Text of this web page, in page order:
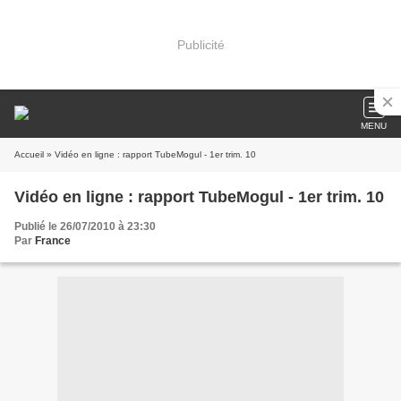
Publicité
MENU
Accueil » Vidéo en ligne : rapport TubeMogul - 1er trim. 10
Vidéo en ligne : rapport TubeMogul - 1er trim. 10
Publié le 26/07/2010 à 23:30
Par France